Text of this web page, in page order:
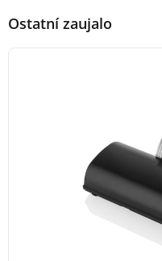
Ostatní zaujalo